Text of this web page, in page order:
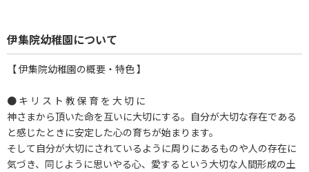
伊集院幼稚園について
【 伊集院幼稚園の概要・特色 】
● キ リ ス ト 教 保 育 を 大 切 に
神さまから頂いた命を互いに大切にする。自分が大切な存在である
と感じたときに安定した心の育ちが始まります。
そして自分が大切にされているように周りにあるものや人の存在に
気づき、同じように思いやる心、愛するという大切な人間形成の土